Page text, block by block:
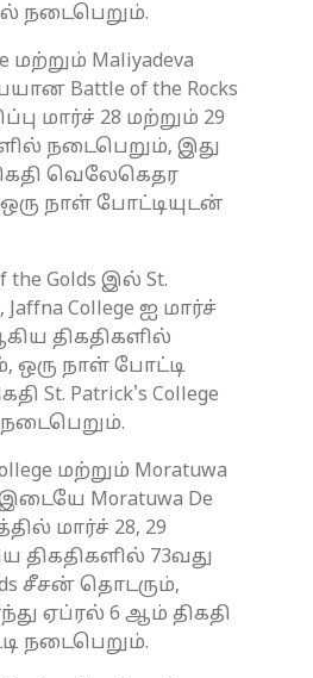
நடைபெறும்.
மற்றும் Maliyadeva
Battle of the Rocks
மார்ச் 28 மற்றும் 29
நடைபெறும், இது
வெலேகெதர
நாள் போட்டியுடன்
the Golds இல் St.
Jaffna College ஐ மார்ச்
திகதிகளில்
ஒரு நாள் போட்டி
St. Patrick's College
மற்றும் Moratuwa
இடையே Moratuwa De
மார்ச் 28, 29
திகதிகளில் 73வது
சீசன் தொடரும்,
ஏப்ரல் 6 ஆம் திகதி
நடைபெறும்.